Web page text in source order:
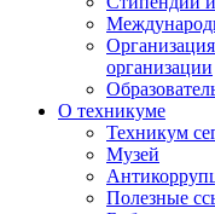
организации
О техникуме
Техникум
Музей
Полезные